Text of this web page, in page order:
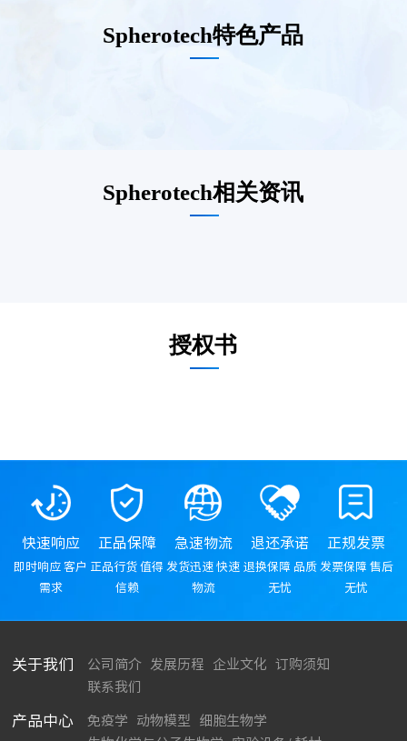
Spherotech特色产品
Spherotech相关资讯
授权书
快速响应
即时响应 客户
需求
正品保障
正品行货 值得
信赖
急速物流
发货迅速 快速
物流
退还承诺
退换保障 品质
无忧
正规发票
发票保障 售后
无忧
关于我们 公司简介 发展历程 企业文化
订购须知
联系我们
产品中心 免疫学 动物模型
细胞生物学